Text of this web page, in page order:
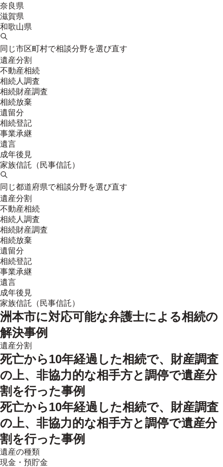
奈良県
滋賀県
和歌山県
同じ市区町村で相談分野を選び直す
遺産分割
不動産相続
相続人調査
相続財産調査
相続放棄
遺留分
相続登記
事業承継
遺言
成年後見
家族信託（民事信託）
同じ都道府県で相談分野を選び直す
遺産分割
不動産相続
相続人調査
相続財産調査
相続放棄
遺留分
相続登記
事業承継
遺言
成年後見
家族信託（民事信託）
洲本市に対応可能な弁護士による相続の
解決事例
遺産分割
死亡から10年経過した相続で、財産調査
の上、非協力的な相手方と調停で遺産分
割を行った事例
死亡から10年経過した相続で、財産調査
の上、非協力的な相手方と調停で遺産分
割を行った事例
遺産の種類
現金・預貯金